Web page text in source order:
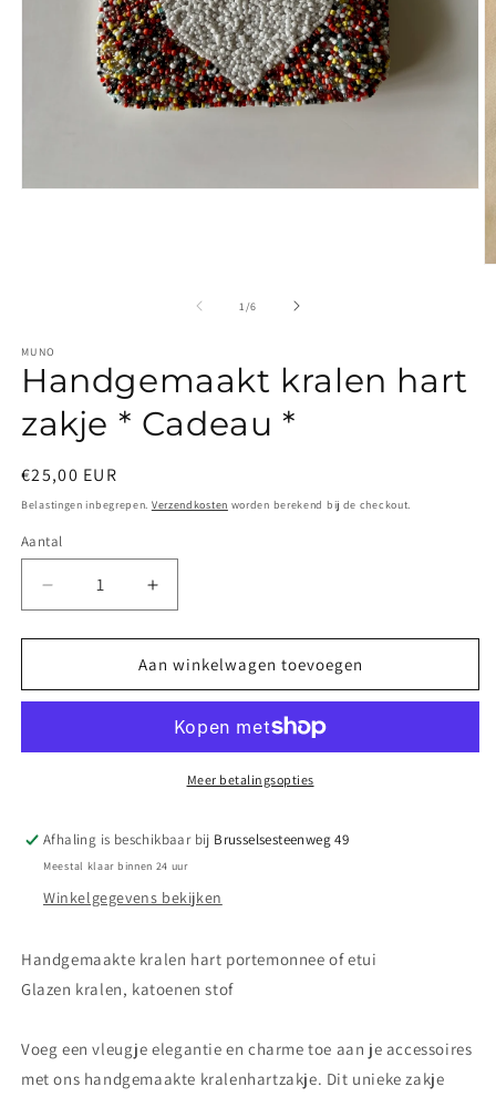
1/van
6
MUNO
Handgemaakt kralen hart
zakje * Cadeau *
Normale
prijs
€25,00 EUR
Belastingen inbegrepen. Verzendkosten worden berekend bij de checkout.
Aantal
Aantal
Aantal
verlagen
voor
Handgemaakt
kralen
*
Aantal
verhogen
voor
Handgemaakt
kralen
zakje
*
Cadeau
Aan winkelwagen toevoegen
Meer betalingsopties
Afhaling is beschikbaar bij Brusselsesteenweg 49
Meestal klaar binnen 24 uur
Winkelgegevens bekijken
Handgemaakte kralen hart portemonnee of etui
Glazen kralen, katoenen stof
Voeg een vleugje elegantie en charme toe aan je accessoires
met ons handgemaakte kralenhartzakje. Dit unieke zakje